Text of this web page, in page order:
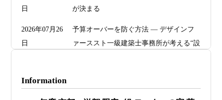
日
が決まる
2026年07月26
日
予算オーバーを防ぐ方法 ― デザインフ
ァーススト一級建築士事務所が考える“設
2026年07月24
Information